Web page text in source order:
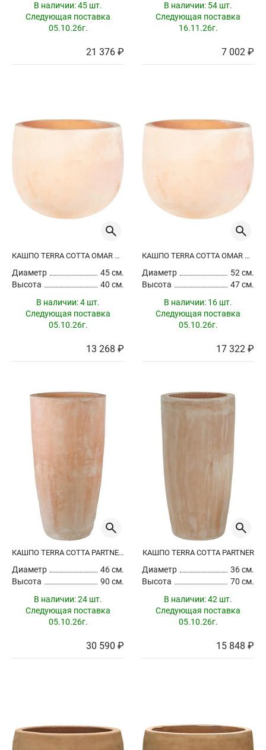
В наличии:45 шт.
Следующая поставка
05.10.26г.
21 376 ₽
В наличии: 54 шт.
Следующая поставка
16.11.26г.
7 002 ₽
КАШПО TERRA COTTA OMAR POT TERRA
Диаметр
45 см.
Высота
40 см.
В наличии:4 шт.
Следующая поставка
05.10.26г.
13 268 ₽
КАШПО TERRA COTTA OMAR POT TERRA
Диаметр
52 см.
Высота
47 см.
В наличии: 16 шт.
Следующая поставка
05.10.26г.
17 322 ₽
КАШПО TERRA COTTA PARTNER EXTRA
Диаметр
46 см.
Высота
90 см.
В наличии:24 шт.
Следующая поставка
05.10.26г.
30 590 ₽
КАШПО TERRA COTTA PARTNER
Диаметр
36 см.
Высота
70 см.
В наличии:42 шт.
Следующая поставка
05.10.26г.
15 848 ₽